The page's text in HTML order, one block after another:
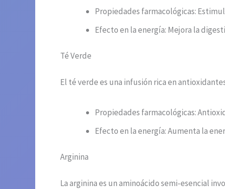
Propiedades farmacológicas:
Efecto en la energía: Mejora la
Té Verde
El té verde es una infusión rica en
Propiedades farmacológicas:
Efecto en la energía: Aumenta la
Arginina
La arginina es un aminoácido semi-esencial